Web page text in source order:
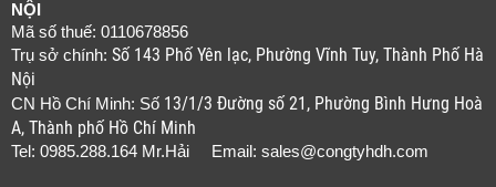
NỘI
Mã số thuế: 0110678856
Trụ sở chính: Số 143 Phố Yên lạc, Phường Vĩnh Tuy, Thành Phố Hà
Nội
CN Hồ Chí Minh: Số 13/1/3 Đường số 21, Phường Bình Hưng Hoà
A, Thành phố Hồ Chí Minh
Tel: 0985.288.164 Mr.Hải Email: sales@congtyhdh.com